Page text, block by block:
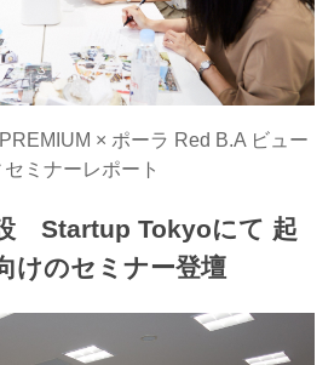
× ポーラ Red B.A ビュー
セミナーレポート
Startup Tokyoにて 起
けのセミナー登壇